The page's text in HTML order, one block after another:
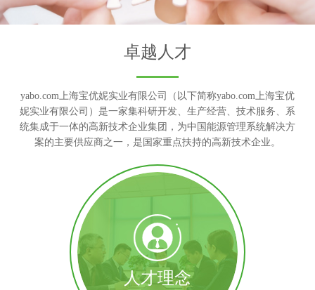
卓越人才
yabo.com上海宝优妮实业有限公司（以下简称yabo.com上海宝优
妮实业有限公司）是一家集科研开发、生产经营、技术服务、系
统集成于一体的高新技术企业集团，为中国能源管理系统解决方
案的主要供应商之一，是国家重点扶持的高新技术企业。
人才理念